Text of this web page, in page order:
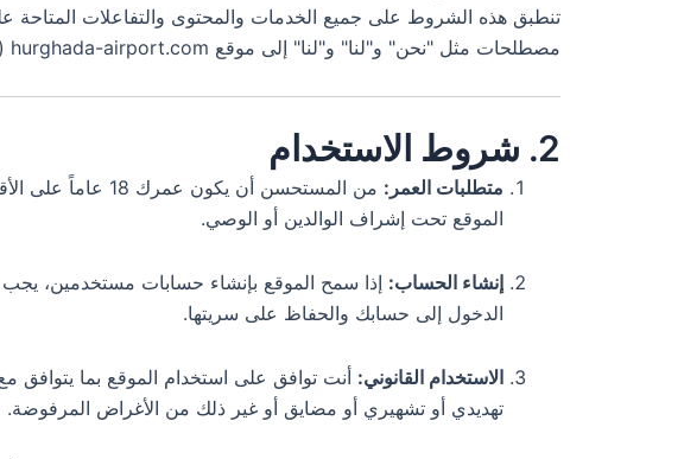
تنطبق هذه الشروط على جميع الخدمات والمحتوى والتفاعلات
مصطلحات مثل "نحن" و"لنا" و"لنا" إلى موقع hurghada-airport.com (مالك النطاق) و/أو ممثليه المعتمدين.
2. شروط الاستخدام
متطلبات العمر:
من المستحسن أن
الموقع تحت إشراف الوالدين أو الوصي.
إنشاء الحساب: إذا سمح الموقع بإنشاء حسابات مستخدمين،
الدخول إلى حسابك والحفاظ على سريتها.
الاستخدام القانوني: أنت توافق على استخدام الموقع بما يتوافق
تهديدي أو تشهيري أو مضايق أو غير ذلك من الأغراض المرفوضة.